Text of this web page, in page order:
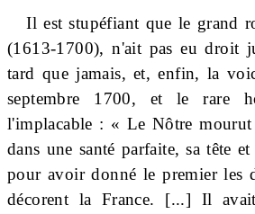
Il est stupéfiant que le grand
(1613-1700), n'ait pas eu droit
tard que jamais, et, enfin, la
septembre 1700, et le rare
l'implacable : « Le Nôtre
dans une santé parfaite, sa tête
pour avoir donné le premier les
décorent la France. [...] Il